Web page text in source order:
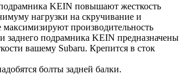
KEIN повышают жесткость
нагрузки на скручивание и
максимизируют производительность
заднего подрамника KEIN предназначены
вашему Subaru. Крепится в сток
болты задней балки.